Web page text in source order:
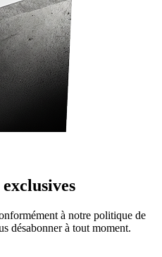
à notre politique de
désabonner à tout moment.